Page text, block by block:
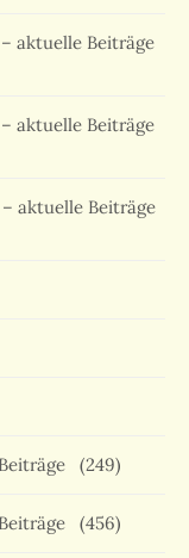
aktuelle Beiträge
aktuelle Beiträge
aktuelle Beiträge
(249)
(456)